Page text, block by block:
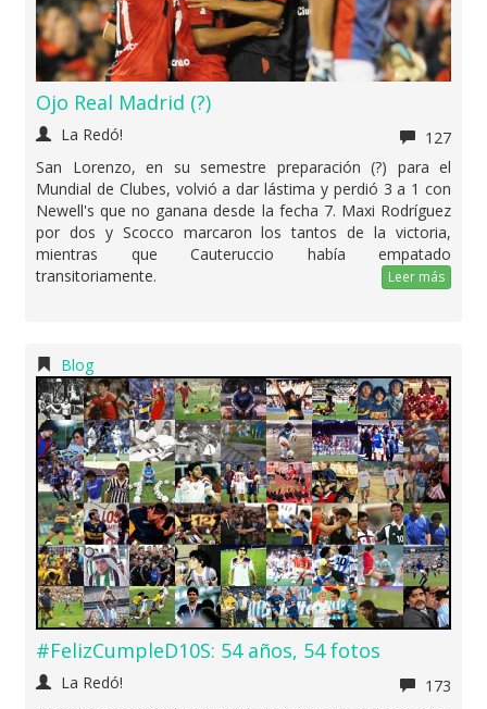
Ojo Real Madrid (?)
La Redó!
127
San Lorenzo, en su semestre preparación (?) para el
Mundial de Clubes, volvió a dar lástima y perdió 3 a 1 con
Newell's que no ganana desde la fecha 7. Maxi Rodríguez
por dos y Scocco marcaron los tantos de la victoria,
mientras que Cauteruccio había empatado
transitoriamente.
Leer más
Blog
#FelizCumpleD10S: 54 años, 54 fotos
La Redó!
173